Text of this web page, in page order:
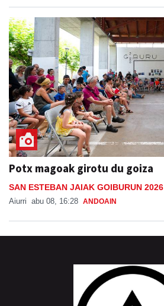
Potx magoak girotu du goiza
SAN ESTEBAN JAIAK GOIBURUN 2026
Aiurri abu 08, 16:28 ANDOAIN